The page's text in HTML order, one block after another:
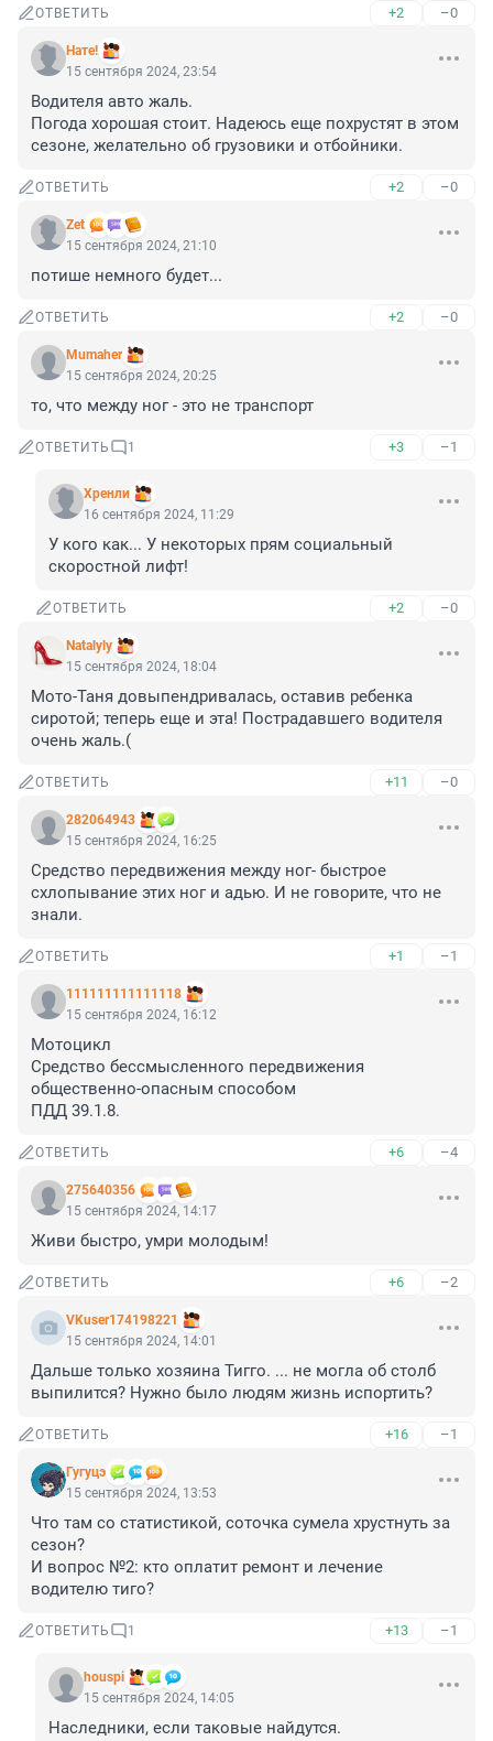
ОТВЕТИТЬ +2 –0
Нате!
15 сентября 2024, 23:54
Водителя авто жаль.
Погода хорошая стоит. Надеюсь еще похрустят в этом
сезоне, желательно об грузовики и отбойники.
ОТВЕТИТЬ +2 –0
Zet
15 сентября 2024, 21:10
потише немного будет...
ОТВЕТИТЬ +2 –0
Mumaher
15 сентября 2024, 20:25
то, что между ног - это не транспорт
ОТВЕТИТЬ 1 +3 –1
Хренли
16 сентября 2024, 11:29
У кого как... У некоторых прям социальный
скоростной лифт!
ОТВЕТИТЬ +2 –0
Natalyly
15 сентября 2024, 18:04
Мото-Таня довыпендривалась, оставив ребенка
сиротой; теперь еще и эта! Пострадавшего водителя
очень жаль.(
ОТВЕТИТЬ +11 –0
282064943
15 сентября 2024, 16:25
Средство передвижения между ног- быстрое
схлопывание этих ног и адью. И не говорите, что не
знали.
ОТВЕТИТЬ +1 –1
111111111111118
15 сентября 2024, 16:12
Мотоцикл
Средство бессмысленного передвижения
общественно-опасным способом
ПДД 39.1.8.
ОТВЕТИТЬ +6 –4
275640356
15 сентября 2024, 14:17
Живи быстро, умри молодым!
ОТВЕТИТЬ +6 –2
VKuser174198221
15 сентября 2024, 14:01
Дальше только хозяина Тигго. ... не могла об столб
выпилится? Нужно было людям жизнь испортить?
ОТВЕТИТЬ +16 –1
Гугуцэ
15 сентября 2024, 13:53
Что там со статистикой, соточка сумела хрустнуть за
сезон?
И вопрос №2: кто оплатит ремонт и лечение
водителю тиго?
ОТВЕТИТЬ 1 +13 –1
houspi
15 сентября 2024, 14:05
Наследники, если таковые найдутся.